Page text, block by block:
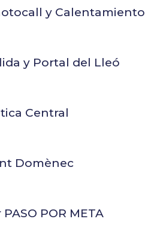
y Calentamiento
y Portal del Lleó
Central
Domènec
PASO POR META